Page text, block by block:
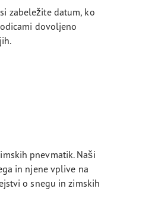
zabeležite datum, ko
dovoljeno
pnevmatik. Naši
in njene vplive na
o snegu in zimskih